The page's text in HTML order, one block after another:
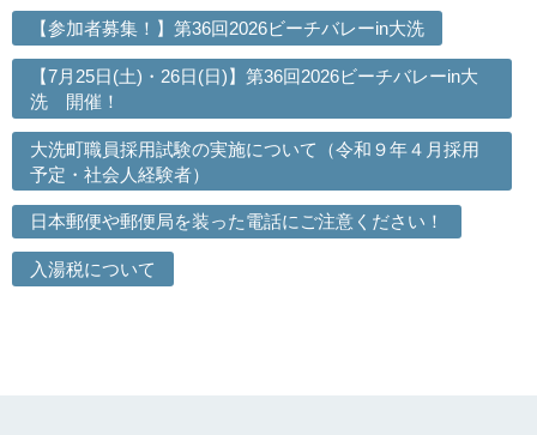
【参加者募集！】第36回2026ビーチバレーin大洗
【7月25日(土)・26日(日)】第36回2026ビーチバレーin大
洗 開催！
大洗町職員採用試験の実施について（令和９年４月採用
予定・社会人経験者）
日本郵便や郵便局を装った電話にご注意ください！
入湯税について